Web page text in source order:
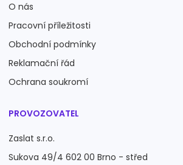
O nás
Pracovní příležitosti
Obchodní podmínky
Reklamační řád
Ochrana soukromí
PROVOZOVATEL
Zaslat s.r.o.
Sukova 49/4 602 00 Brno - střed